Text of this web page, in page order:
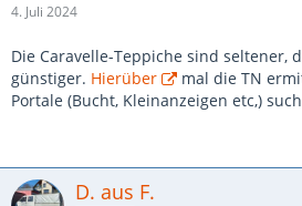
4. Juli 2024
Die Caravelle-Teppiche sind seltener,
günstiger. Hierüber
mal die TN
Portale (Bucht, Kleinanzeigen etc,)
D. aus F.